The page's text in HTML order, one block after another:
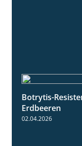
Botrytis-
Erdbeeren
02.04.2026